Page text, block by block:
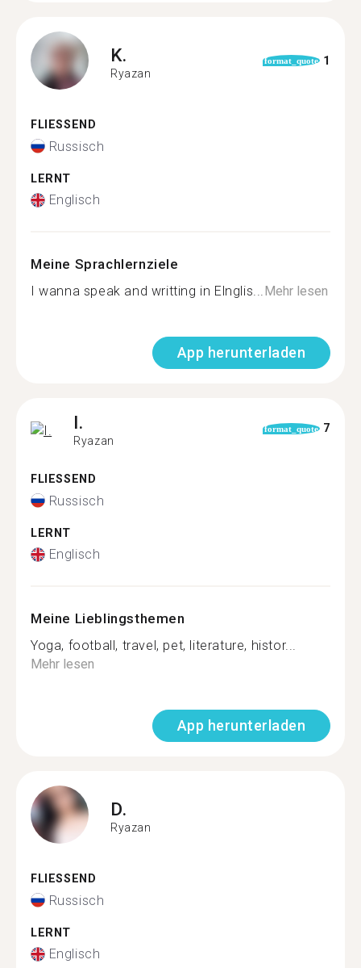
K.
Ryazan
format_quote 1
FLIESSEND
Russisch
LERNT
Englisch
Meine Sprachlernziele
I wanna speak and writting in Elnglis...Mehr lesen
App herunterladen
I.
Ryazan
format_quote 7
FLIESSEND
Russisch
LERNT
Englisch
Meine Lieblingsthemen
Yoga, football, travel, pet, literature, histor...
Mehr lesen
App herunterladen
D.
Ryazan
FLIESSEND
Russisch
LERNT
Englisch